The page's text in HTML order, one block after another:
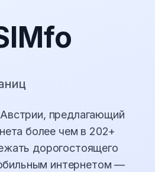
предлагающий
более чем в 202+
дорогостоящего
интернетом —